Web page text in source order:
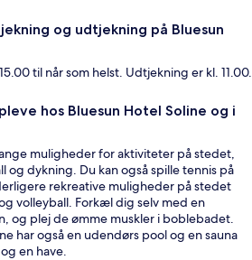
og udtjekning på Bluesun
til når som helst. Udtjekning er kl. 11.00.
hos Bluesun Hotel Soline og i
muligheder for aktiviteter på stedet,
og dykning. Du kan også spille tennis på
rekreative muligheder på stedet
volleyball. Forkæl dig selv med en
og plej de ømme muskler i boblebadet.
har også en udendørs pool og en sauna
en have.